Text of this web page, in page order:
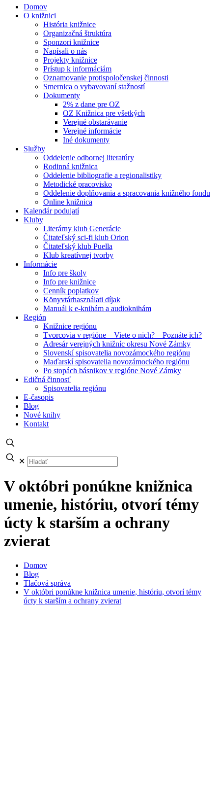
Domov
O knižnici
História knižnice
Organizačná štruktúra
Sponzori knižnice
Napísali o nás
Projekty knižnice
Prístup k informáciám
Oznamovanie protispoločenskej činnosti
Smernica o vybavovaní stažností
Dokumenty
2% z dane pre OZ
OZ Knižnica pre všetkých
Verejné obstarávanie
Verejné informácie
Iné dokumenty
Služby
Oddelenie odbornej literatúry
Rodinná knižnica
Oddelenie bibliografie a regionalistiky
Metodické pracovisko
Oddelenie doplňovania a spracovania knižného fondu
Online knižnica
Kalendár podujatí
Kluby
Literárny klub Generácie
Čitateľský sci-fi klub Orion
Čitateľský klub Puella
Klub kreatívnej tvorby
Informácie
Info pre školy
Info pre knižnice
Cenník poplatkov
Könyvtárhasználati díjak
Manuál k e-knihám a audioknihám
Región
Knižnice regiónu
Tvorcovia v regióne – Viete o nich? – Poznáte ich?
Adresár verejných knižníc okresu Nové Zámky
Slovenskí spisovatelia novozámockého regiónu
Maďarskí spisovatelia novozámockého regiónu
Po stopách básnikov v regióne Nové Zámky
Edičná činnosť
Spisovatelia regiónu
E-časopis
Blog
Nové knihy
Kontakt
✕
V októbri ponúkne knižnica
umenie, históriu, otvorí témy
úcty k starším a ochrany
zvierat
Domov
Blog
Tlačová správa
V októbri ponúkne knižnica umenie, históriu, otvorí témy
úcty k starším a ochrany zvierat